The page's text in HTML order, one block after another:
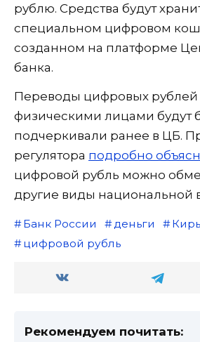
рублю. Средства будут
специальном цифровом
созданном на платформе
банка.
Переводы цифровых
физическими лицами будут
подчеркивали ранее в ЦБ.
регулятора подробно
цифровой рубль можно
другие виды национальной
Банк России деньги
цифровой рубль
Рекомендуем почитать: